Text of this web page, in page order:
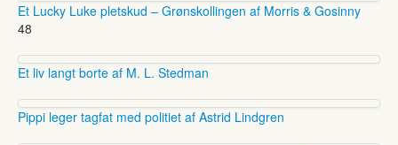
Et Lucky Luke pletskud – Grønskollingen af Morris & Gosinny
48
Et liv langt borte af M. L. Stedman
Pippi leger tagfat med politiet af Astrid Lindgren